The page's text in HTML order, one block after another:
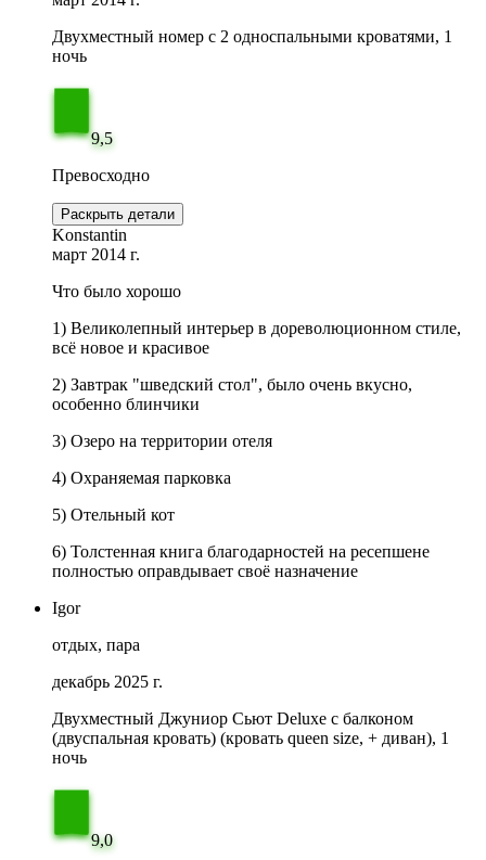
Двухместный номер с 2 односпальными кроватями, 1
ночь
9,5
Превосходно
Раскрыть детали
Konstantin
март 2014 г.
Что было хорошо
1) Великолепный интерьер в дореволюционном стиле,
всё новое и красивое
2) Завтрак "шведский стол", было очень вкусно,
особенно блинчики
3) Озеро на территории отеля
4) Охраняемая парковка
5) Отельный кот
6) Толстенная книга благодарностей на ресепшене
полностью оправдывает своё назначение
Igor
отдых, пара
декабрь 2025 г.
Двухместный Джуниор Сьют Deluxe с балконом
(двуспальная кровать) (кровать queen size, + диван), 1
ночь
9,0